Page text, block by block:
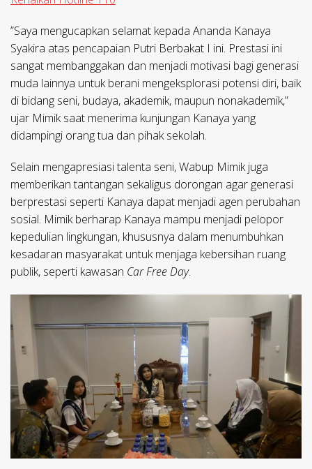
​”Saya mengucapkan selamat kepada Ananda Kanaya
Syakira atas pencapaian Putri Berbakat I ini. Prestasi ini
sangat membanggakan dan menjadi motivasi bagi generasi
muda lainnya untuk berani mengeksplorasi potensi diri, baik
di bidang seni, budaya, akademik, maupun nonakademik,”
ujar Mimik saat menerima kunjungan Kanaya yang
didampingi orang tua dan pihak sekolah.
​Selain mengapresiasi talenta seni, Wabup Mimik juga
memberikan tantangan sekaligus dorongan agar generasi
berprestasi seperti Kanaya dapat menjadi agen perubahan
sosial. Mimik berharap Kanaya mampu menjadi pelopor
kepedulian lingkungan, khususnya dalam menumbuhkan
kesadaran masyarakat untuk menjaga kebersihan ruang
publik, seperti kawasan Car Free Day.